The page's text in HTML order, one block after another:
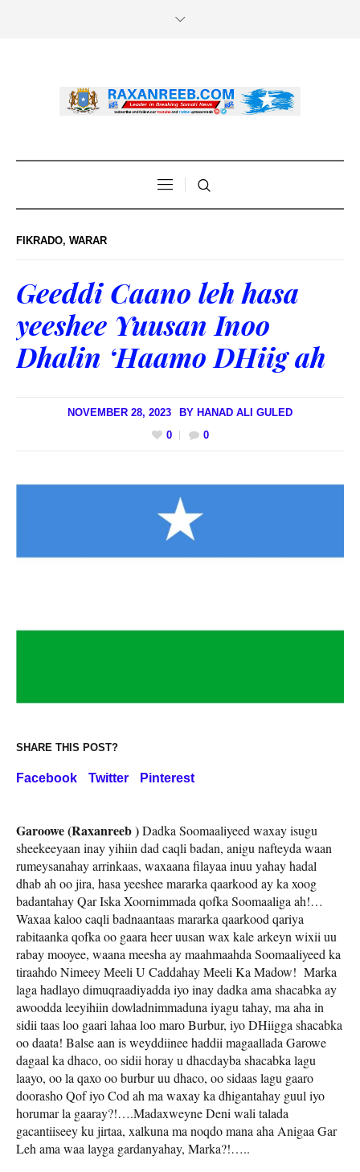
FIKRADO, WARAR
Geeddi Caano leh hasa
yeeshee Yuusan Inoo
Dhalin ‘Haamo DHiig ah
NOVEMBER 28, 2023 BY HANAD ALI GULED
0
0
SHARE THIS POST?
Facebook Twitter Pinterest
Garoowe (Raxanreeb )Dadka Soomaaliyeed waxay isugu
sheekeeyaan inay yihiin dad caqli badan, anigu nafteyda waan
rumeysanahay arrinkaas, waxaana filayaa inuu yahay hadal
dhab ah oo jira, hasa yeeshee mararka qaarkood ay ka xoog
badantahay Qar Iska Xoornimmada qofka Soomaaliga ah!…
Waxaa kaloo caqli badnaantaas mararka qaarkood qariya
rabitaanka qofka oo gaara heer uusan wax kale arkeyn wixii uu
rabay mooyee, waana meesha ay maahmaahda Soomaaliyeed ka
tiraahdo Nimeey Meeli U Caddahay Meeli Ka Madow! Marka
laga hadlayo dimuqraadiyadda iyo inay dadka ama shacabka ay
awoodda leeyihiin dowladnimmaduna iyagu tahay, ma aha in
sidii taas loo gaari lahaa loo maro Burbur, iyo DHiigga shacabka
oo daata! Balse aan is weyddiinee haddii magaallada Garowe
dagaal ka dhaco, oo sidii horay u dhacdayba shacabka lagu
laayo, oo la qaxo oo burbur uu dhaco, oo sidaas lagu gaaro
doorasho Qof iyo Cod ah ma waxay ka dhigantahay guul iyo
horumar la gaaray?!….Madaxweyne Deni wali talada
gacantiiseey ku jirtaa, xalkuna ma noqdo mana aha Anigaa Gar
Leh ama waa layga gardanyahay, Marka?!…..